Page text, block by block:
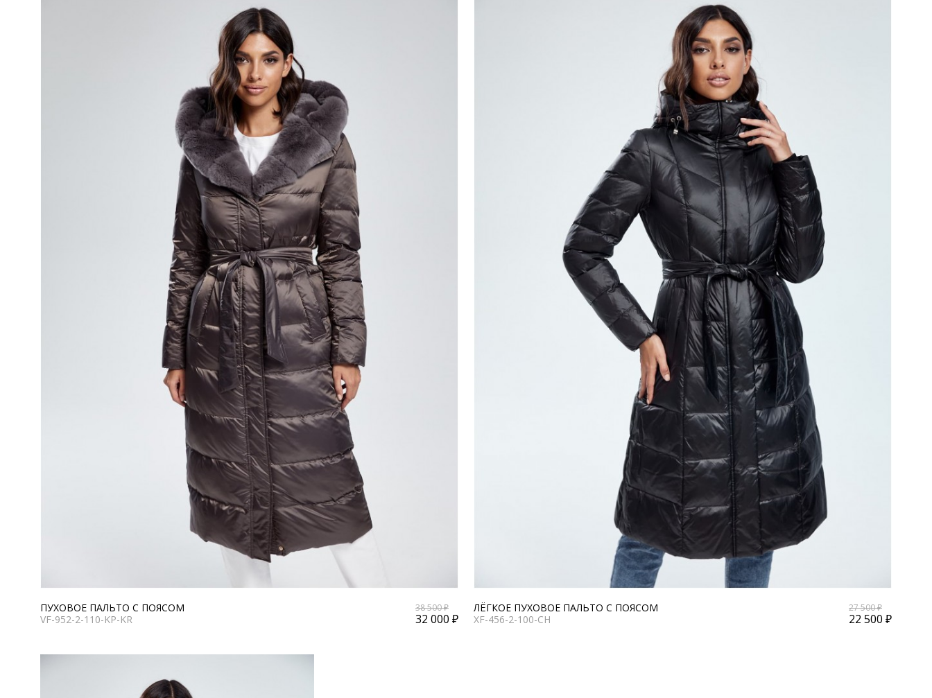
ПУХОВОЕ ПАЛЬТО С ПОЯСОМ
VF-952-2-110-KP-KR
38 500 ₽
32 000 ₽
ЛЁГКОЕ ПУХОВОЕ ПАЛЬТО С ПОЯСОМ
XF-456-2-100-CH
27 500 ₽
22 500 ₽